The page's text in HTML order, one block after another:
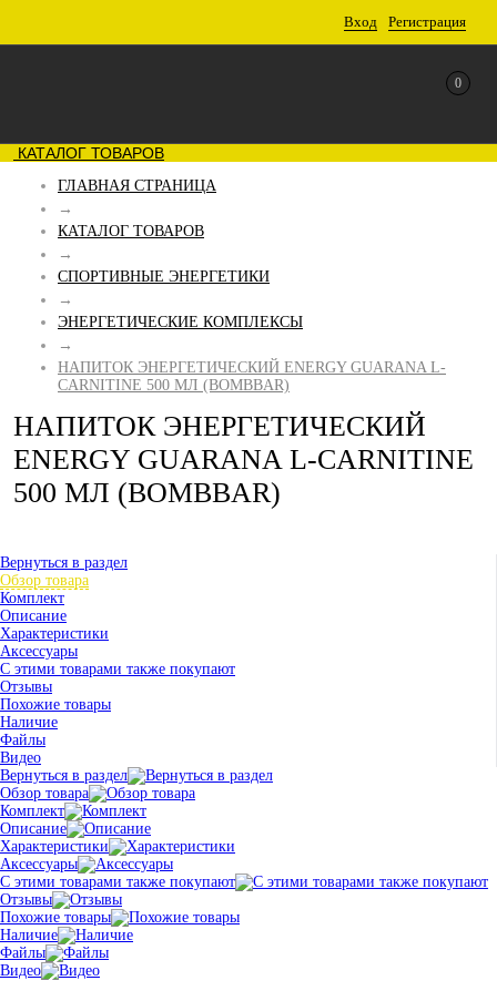
Вход Регистрация
0
КАТАЛОГ ТОВАРОВ
ГЛАВНАЯ СТРАНИЦА
→
КАТАЛОГ ТОВАРОВ
→
СПОРТИВНЫЕ ЭНЕРГЕТИКИ
→
ЭНЕРГЕТИЧЕСКИЕ КОМПЛЕКСЫ
→
НАПИТОК ЭНЕРГЕТИЧЕСКИЙ ENERGY GUARANA L-
CARNITINE 500 МЛ (BOMBBAR)
НАПИТОК ЭНЕРГЕТИЧЕСКИЙ
ENERGY GUARANA L-CARNITINE
500 МЛ (BOMBBAR)
Вернуться в раздел
Обзор товара
Комплект
Описание
Характеристики
Аксессуары
С этими товарами также покупают
Отзывы
Похожие товары
Наличие
Файлы
Видео
Вернуться в раздел
Обзор товара
Комплект
Описание
Характеристики
Аксессуары
С этими товарами также покупают
Отзывы
Похожие товары
Наличие
Файлы
Видео